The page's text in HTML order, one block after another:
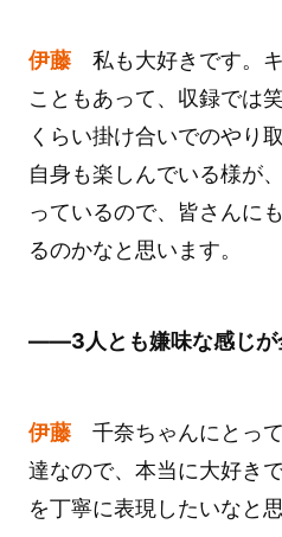
伊藤私も大好きです。キ
こともあって、収録では
くらい掛け合いでのやり
自身も楽しんでいる様が
っているので、皆さんに
るのかなと思います。
――3人とも嫌味な感じが
伊藤千奈ちゃんにとっ
達なので、本当に大好き
を丁寧に表現したいなと